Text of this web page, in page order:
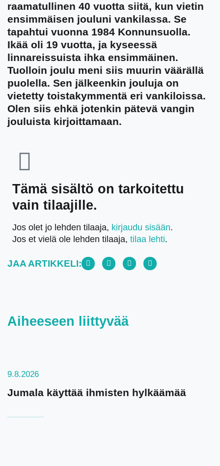
raamatullinen 40 vuotta siitä, kun vietin
ensimmäisen jouluni vankilassa. Se
tapahtui vuonna 1984 Konnunsuolla.
Ikää oli 19 vuotta, ja kyseessä
linnareissuista ihka ensimmäinen.
Tuolloin joulu meni siis muurin väärällä
puolella. Sen jälkeenkin jouluja on
vietetty toistakymmentä eri vankiloissa.
Olen siis ehkä jotenkin pätevä vangin
jouluista kirjoittamaan.
Tämä sisältö on tarkoitettu
vain tilaajille.
Jos olet jo lehden tilaaja, kirjaudu sisään.
Jos et vielä ole lehden tilaaja, tilaa lehti.
JAA ARTIKKELI:
Aiheeseen liittyvää
9.8.2026
Jumala käyttää ihmisten hylkäämää